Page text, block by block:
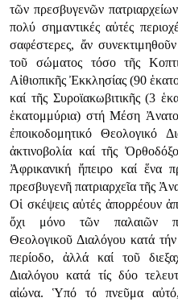
τῶν πρεσβυγενῶν
πολύ σημαντικές αὐτές
σαφέστερες, ἄν
τοῦ σώματος τόσο τῆς
Αἰθιοπικῆς Ἐκκλησίας (90
καί τῆς Συροϊακωβιτικῆς (3
ἑκατομμύρια) στή Μέση
ἐποικοδομητικό Θεολογικό
ἀκτινοβολία καί τῆς
Ἀφρικανική ἤπειρο καί ἕνα
πρεσβυγενῆ πατριαρχεῖα τῆς
Οἱ σκέψεις αὐτές ἀπορρέουν
ὄχι μόνο τῶν παλαιῶν
Θεολογικοῦ Διαλόγου κατά τήν
περίοδο, ἀλλά καί τοῦ
Διαλόγου κατά τίς δύο
αἰώνα. Ὑπό τό πνεῦμα αὐτό,